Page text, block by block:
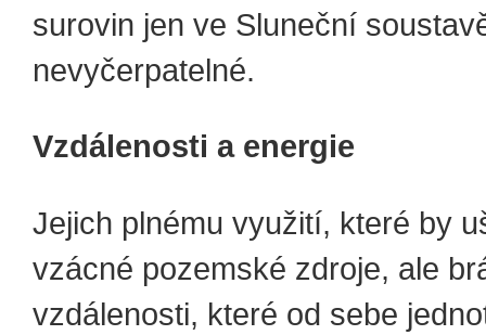
surovin jen ve Sluneční
nevyčerpatelné.
Vzdálenosti a energie
Jejich plnému využití, které by
vzácné pozemské zdroje, ale
vzdálenosti, které od sebe